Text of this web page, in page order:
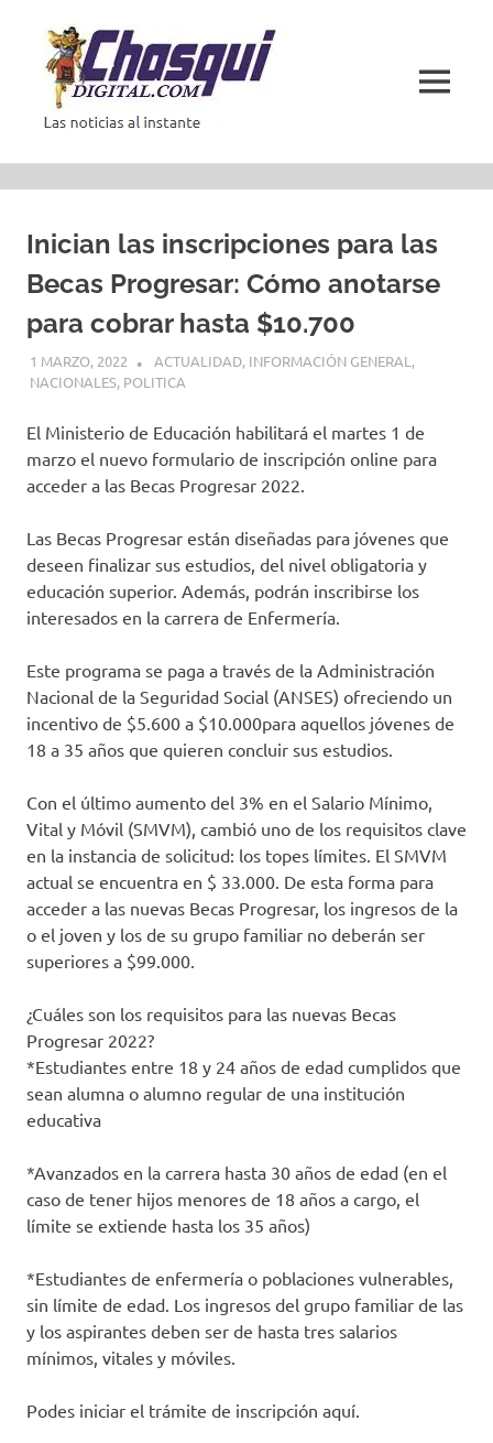
contenido
MENÚ
Inician las inscripciones para las
Becas Progresar: Cómo anotarse
para cobrar hasta $10.700
1 MARZO, 2022 ACTUALIDAD, INFORMACIÓN GENERAL ,
NACIONALES, POLITICA
El Ministerio de Educación habilitará el martes 1 de
marzo el nuevo formulario de inscripción online para
acceder a las Becas Progresar 2022.
Las Becas Progresar están diseñadas para jóvenes que
deseen finalizar sus estudios, del nivel obligatoria y
educación superior. Además, podrán inscribirse los
interesados en la carrera de Enfermería.
Este programa se paga a través de la Administración
Nacional de la Seguridad Social (ANSES) ofreciendo un
incentivo de $5.600 a $10.000para aquellos jóvenes de
18 a 35 años que quieren concluir sus estudios.
Con el último aumento del 3% en el Salario Mínimo,
Vital y Móvil (SMVM), cambió uno de los requisitos clave
en la instancia de solicitud: los topes límites. El SMVM
actual se encuentra en $ 33.000. De esta forma para
acceder a las nuevas Becas Progresar, los ingresos de la
o el joven y los de su grupo familiar no deberán ser
superiores a $99.000.
¿Cuáles son los requisitos para las nuevas Becas
Progresar 2022?
*Estudiantes entre 18 y 24 años de edad cumplidos que
sean alumna o alumno regular de una institución
educativa
*Avanzados en la carrera hasta 30 años de edad (en el
caso de tener hijos menores de 18 años a cargo, el
límite se extiende hasta los 35 años)
*Estudiantes de enfermería o poblaciones vulnerables,
sin límite de edad. Los ingresos del grupo familiar de las
y los aspirantes deben ser de hasta tres salarios
mínimos, vitales y móviles.
Podes iniciar el trámite de inscripción aquí.